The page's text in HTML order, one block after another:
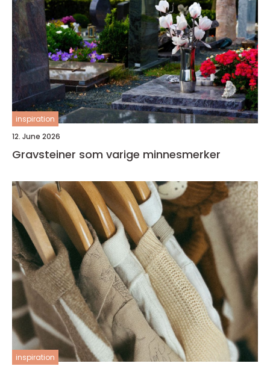
inspiration
12. June 2026
Gravsteiner som varige minnesmerker
inspiration